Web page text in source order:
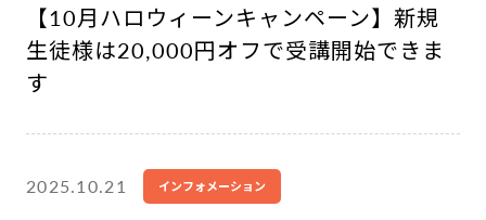
【10月ハロウィーンキャンペーン】新規
生徒様は20,000円オフで受講開始できま
す
2025.10.21 インフォメーション